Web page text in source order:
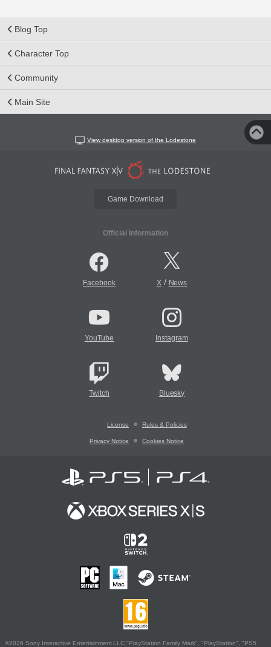
Blog Top
Character Top
Community
Main Site
View desktop version of the Lodestone
Game Download
Official Information
Facebook X/ News
YouTube Instagram
Twitch Bluesky
License Rules & Policies
Privacy Notice Cookies Notice
©2026 Sony Interactive Entertainment LLC."PlayStation Family Mark", "PlayStation", "PS5